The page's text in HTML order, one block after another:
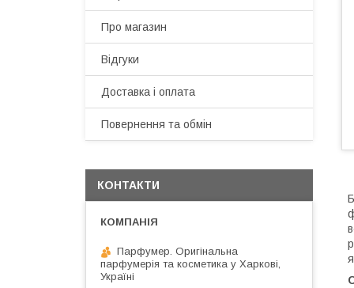
Про магазин
Відгуки
Доставка і оплата
Повернення та обмін
КОНТАКТИ
Парфумер. Оригінальна
парфумерія та косметика у Харкові,
Україні